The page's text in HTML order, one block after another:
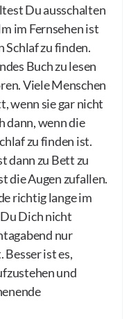
Du ausschalten
im Fernsehen ist
Schlaf zu finden.
Buch zu lesen
Viele Menschen
wenn sie gar nicht
dann, wenn die
zu finden ist.
dann zu Bett zu
die Augen zufallen.
richtig lange im
Dich nicht
nur
Besser ist es,
und